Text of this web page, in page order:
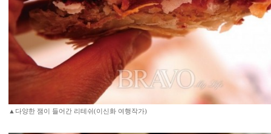
▲다양한 잼이 들어간 리테쉬(이신화 여행작가)